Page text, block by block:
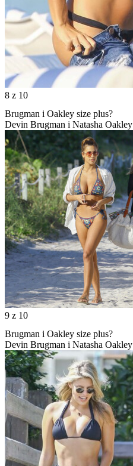
8 z 10
Brugman i Oakley size plus?
Devin Brugman i Natasha Oakley
9 z 10
Brugman i Oakley size plus?
Devin Brugman i Natasha Oakley